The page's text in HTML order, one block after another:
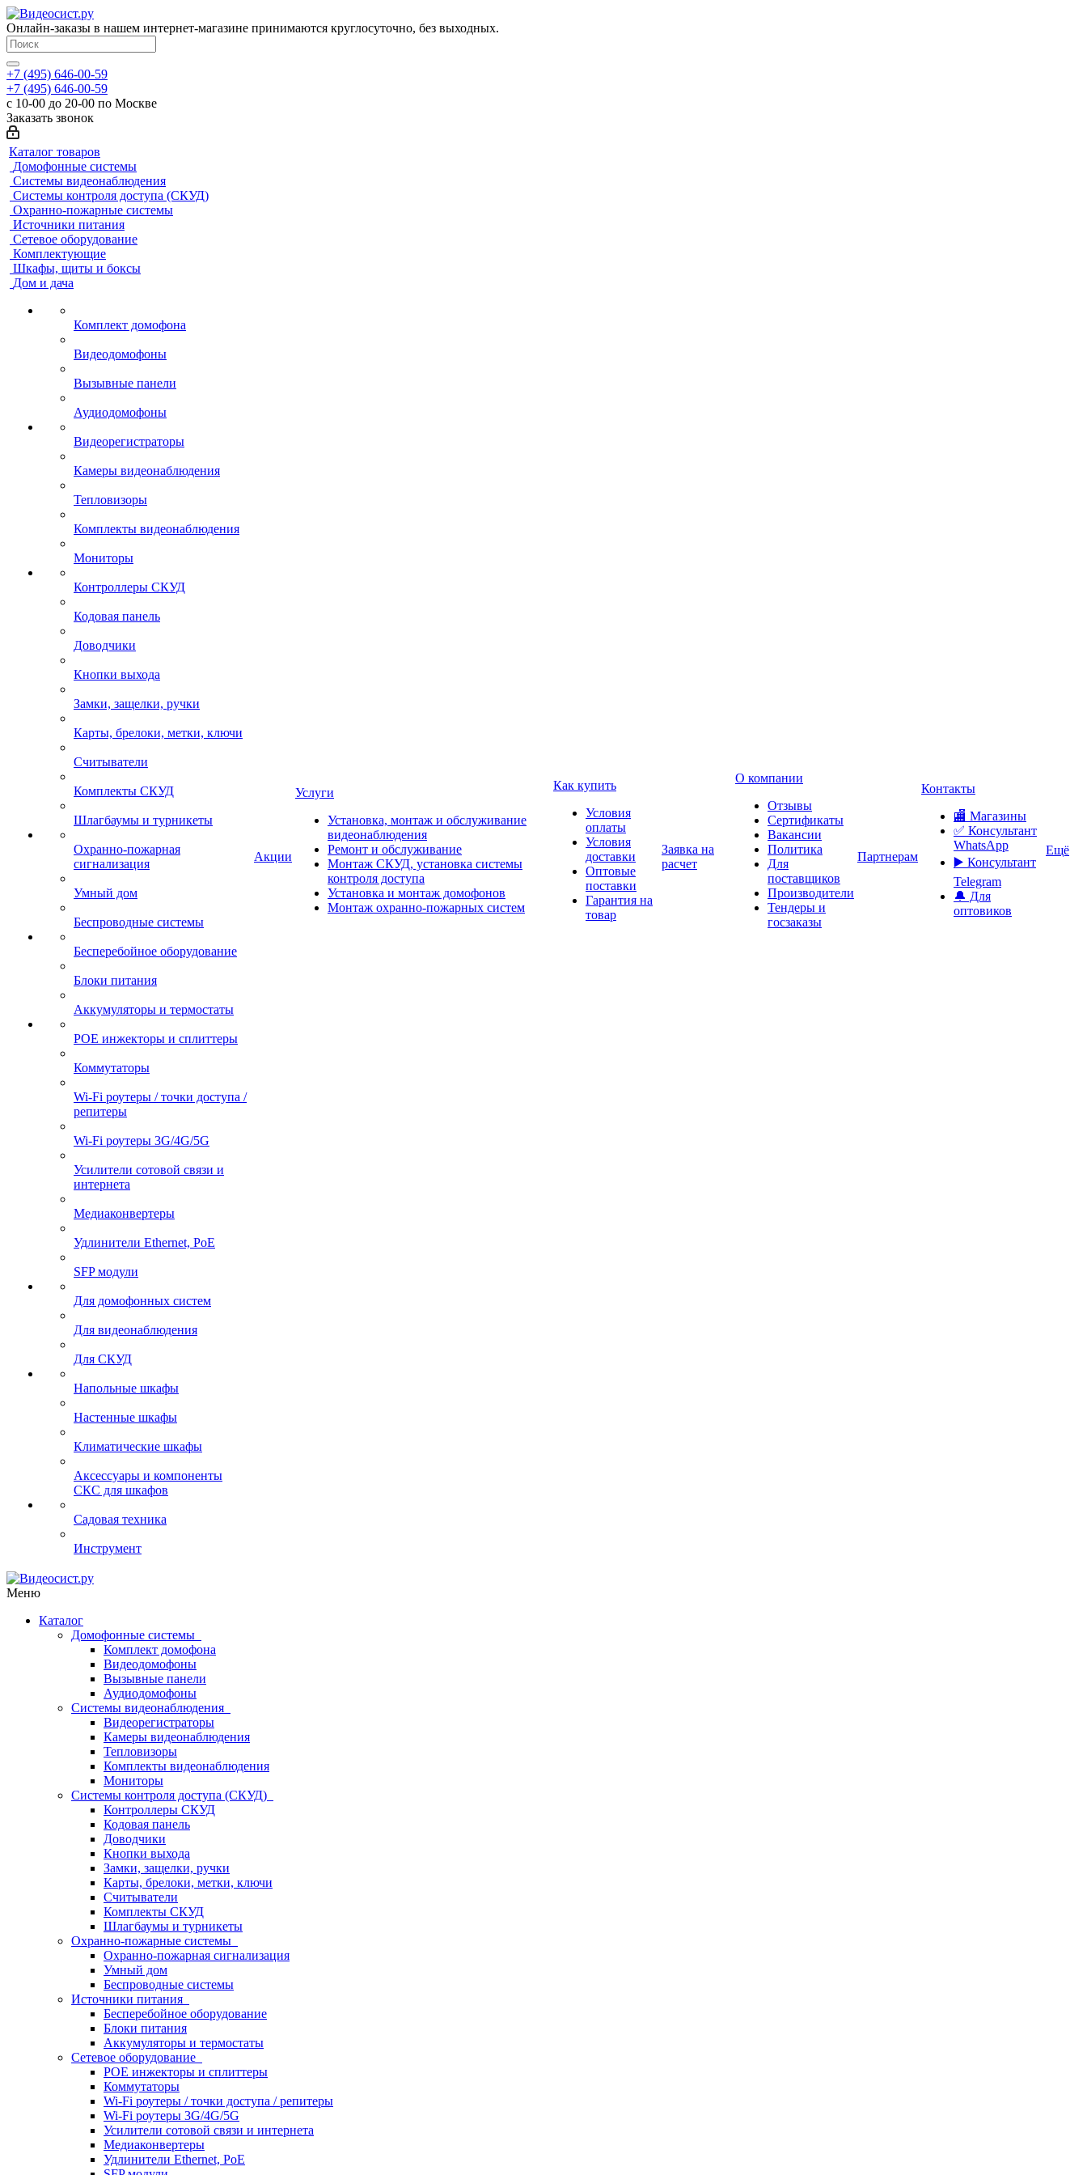
Онлайн-заказы в нашем интернет-магазине принимаются круглосуточно, без выходных.
+7 (495) 646-00-59
+7 (495) 646-00-59
с 10-00 до 20-00 по Москве
Заказать звонок
Каталог товаров
Домофонные системы
Системы видеонаблюдения
Системы контроля доступа (СКУД)
Охранно-пожарные системы
Источники питания
Сетевое оборудование
Комплектующие
Шкафы, щиты и боксы
Дом и дача
Комплект домофона
Видеодомофоны
Вызывные панели
Аудиодомофоны
Видеорегистраторы
Камеры видеонаблюдения
Тепловизоры
Комплекты видеонаблюдения
Мониторы
Контроллеры СКУД
Кодовая панель
Доводчики
Кнопки выхода
Замки, защелки, ручки
Карты, брелоки, метки, ключи
Считыватели
Комплекты СКУД
Шлагбаумы и турникеты
Охранно-пожарная
сигнализация
Умный дом
Беспроводные системы
Бесперебойное оборудование
Блоки питания
Аккумуляторы и термостаты
POE инжекторы и сплиттеры
Коммутаторы
Wi-Fi роутеры / точки доступа /
репитеры
Wi-Fi роутеры 3G/4G/5G
Усилители сотовой связи и
интернета
Медиаконвертеры
Удлинители Ethernet, PoE
SFP модули
Для домофонных систем
Для видеонаблюдения
Для СКУД
Напольные шкафы
Настенные шкафы
Климатические шкафы
Аксессуары и компоненты
СКС для шкафов
Садовая техника
Инструмент
Акции
Услуги
Установка, монтаж и обслуживание
видеонаблюдения
Ремонт и обслуживание
Монтаж СКУД, установка системы
контроля доступа
Установка и монтаж домофонов
Монтаж охранно-пожарных систем
Как купить
Условия
оплаты
Условия
доставки
Оптовые
поставки
Гарантия на
товар
Заявка на
расчет
О компании
Отзывы
Сертификаты
Вакансии
Политика
Для
поставщиков
Производители
Тендеры и
госзаказы
Партнерам
Контакты
🏬 Магазины
✅️ Консультант
WhatsApp
▶️ Консультант
Telegram
🔔 Для
оптовиков
Ещё
Меню
Каталог
Домофонные системы
Комплект домофона
Видеодомофоны
Вызывные панели
Аудиодомофоны
Системы видеонаблюдения
Видеорегистраторы
Камеры видеонаблюдения
Тепловизоры
Комплекты видеонаблюдения
Мониторы
Системы контроля доступа (СКУД)
Контроллеры СКУД
Кодовая панель
Доводчики
Кнопки выхода
Замки, защелки, ручки
Карты, брелоки, метки, ключи
Считыватели
Комплекты СКУД
Шлагбаумы и турникеты
Охранно-пожарные системы
Охранно-пожарная сигнализация
Умный дом
Беспроводные системы
Источники питания
Бесперебойное оборудование
Блоки питания
Аккумуляторы и термостаты
Сетевое оборудование
POE инжекторы и сплиттеры
Коммутаторы
Wi-Fi роутеры / точки доступа / репитеры
Wi-Fi роутеры 3G/4G/5G
Усилители сотовой связи и интернета
Медиаконвертеры
Удлинители Ethernet, PoE